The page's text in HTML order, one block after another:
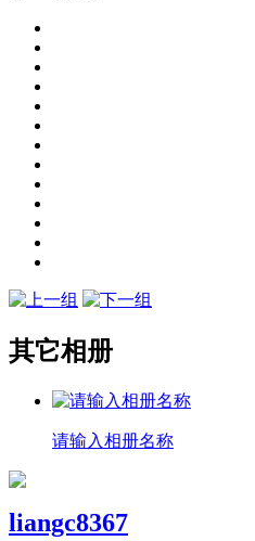
其它相册
请输入相册名称
liangc8367